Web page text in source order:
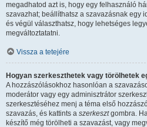
megadhatod azt is, hogy egy felhasználó
szavazhat; beállíthatsz a szavazásnak egy
és végül választhatsz, hogy lehetséges
megváltoztatatni.
Vissza a tetejére
Hogyan szerkeszthetek vagy törölhetek
A hozzászólásokhoz hasonlóan a
moderátor vagy egy adminisztrátor
szerkesztéséhez menj a téma első
szavazás, és kattints a szerkesztgombra.
készítő még törölheti a szavazást, vagy